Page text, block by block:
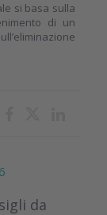
si basa sulla
di un
da